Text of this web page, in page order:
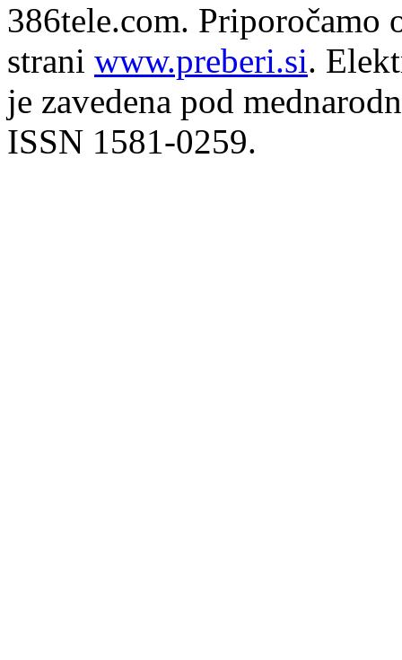
386tele.com. Priporočamo
strani www.preberi.si.
je zavedena pod
ISSN 1581-0259.